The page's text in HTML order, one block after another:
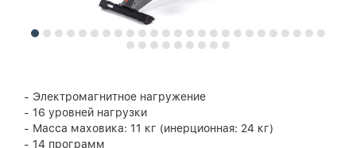
- Электромагнитное нагружение
- 16 уровней нагрузки
- Масса маховика: 11 кг (инерционная: 24 кг)
- 14 программ